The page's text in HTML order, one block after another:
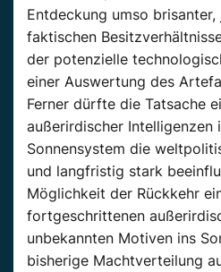
Entdeckung umso
faktischen
der potenzielle
einer Auswertung des
Ferner dürfte die Tatsache
außerirdischer Intelligenzen
Sonnensystem die
und langfristig stark
Möglichkeit der Rückkehr
fortgeschrittenen
unbekannten Motiven ins
bisherige Machtverteilung